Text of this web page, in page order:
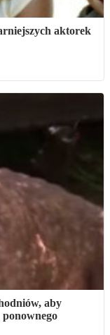
aktorek
aby